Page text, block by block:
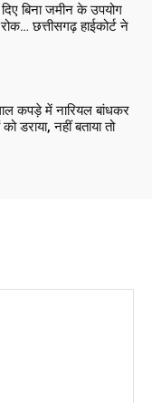
बिना जमीन के उपयोग
छत्तीसगढ़ हाईकोर्ट ने
कपड़े में नारियल बांधकर
डराया, नहीं बताया तो